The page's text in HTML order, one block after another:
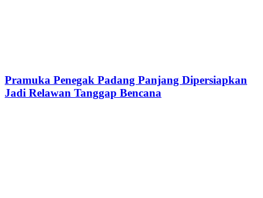
Pramuka Penegak Padang Panjang Dipersiapkan
Jadi Relawan Tanggap Bencana